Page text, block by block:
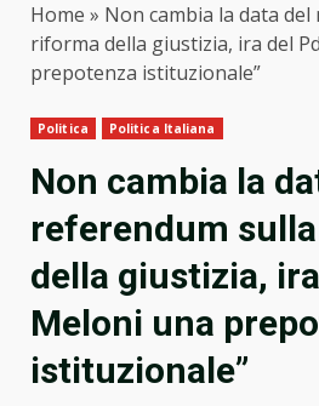
Home » Non cambia la data
riforma della giustizia, ira del
prepotenza istituzionale”
Politica Politica Italiana
Non cambia la
referendum
della giustizia,
Meloni una
istituzionale”